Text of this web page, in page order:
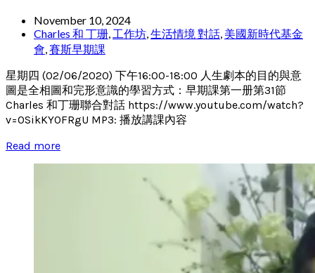
November 10, 2024
Charles 和 丁珊, 工作坊,生活情境 對話, 美國新時代基金
會,賽斯早期課
星期四 (02/06/2020) 下午16:00-18:00 人生劇本的目的與意
圖是全相圖和完形意識的學習方式：早期課第一册第31節
Charles 和丁珊聯合對話 https://www.youtube.com/watch?
v=0SikKY0FRgU MP3: 播放講課內容
Read more